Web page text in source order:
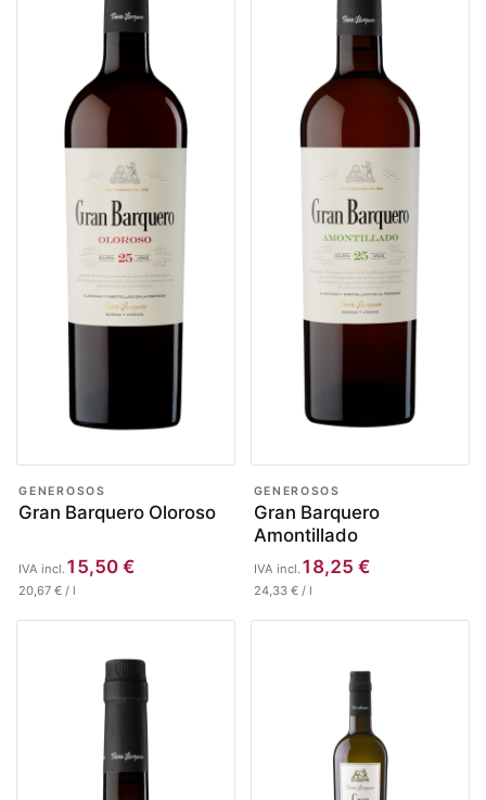
GENEROSOS
Gran Barquero Oloroso
15,50 €
IVA incl.
20,67 € / l
GENEROSOS
Gran Barquero
Amontillado
18,25 €
IVA incl.
24,33€/ l